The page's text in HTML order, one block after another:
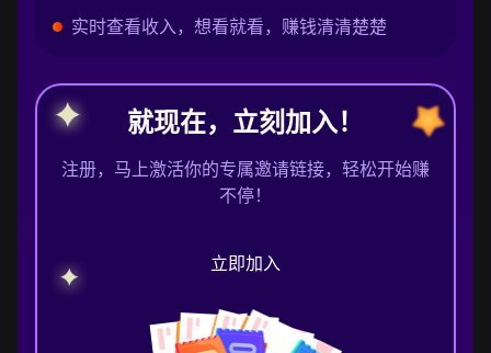
实时查看收入，想看就看，赚钱清清楚楚
就现在，立刻加入！
注册，马上激活你的专属邀请链接，轻松开始赚
不停！
立即加入